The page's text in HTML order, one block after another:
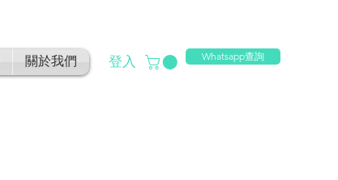
關於我們 登入 Whatsapp查詢